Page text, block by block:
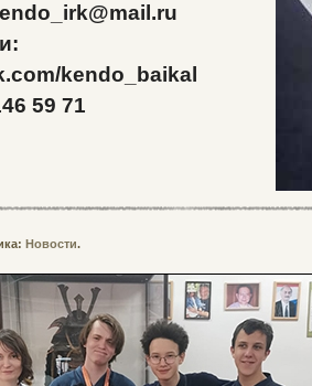
kendo_baikal
59 71
Новости.